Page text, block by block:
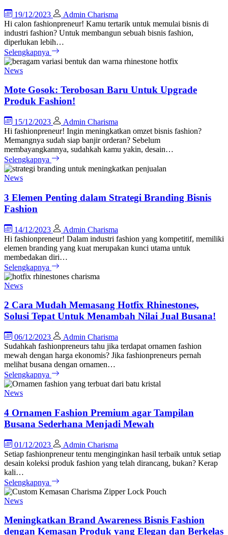
19/12/2023
Admin Charisma
Hi calon fashionpreneur! Kamu tertarik untuk memulai bisnis di
industri fashion? Untuk membangun sebuah bisnis fashion,
diperlukan lebih…
Selengkapnya
News
Mote Gosok: Terobosan Baru Untuk Upgrade
Produk Fashion!
15/12/2023
Admin Charisma
Hi fashionpreneur! Ingin meningkatkan omzet bisnis fashion?
Memangnya sudah siap banjir orderan? Sebelum
membayangkannya, sudahkah kamu yakin, desain…
Selengkapnya
News
3 Elemen Penting dalam Strategi Branding Bisnis
Fashion
14/12/2023
Admin Charisma
Hi fashionpreneur! Dalam industri fashion yang kompetitif, memiliki
elemen branding yang kuat merupakan kunci utama untuk
membedakan diri…
Selengkapnya
News
2 Cara Mudah Memasang Hotfix Rhinestones,
Solusi Tepat Untuk Menambah Nilai Jual Busana!
06/12/2023
Admin Charisma
Sudahkah fashionpreneurs tahu jika terdapat ornamen fashion
mewah dengan harga ekonomis? Jika fashionpreneurs pernah
melihat busana dengan ornamen…
Selengkapnya
News
4 Ornamen Fashion Premium agar Tampilan
Busana Sederhana Menjadi Mewah
01/12/2023
Admin Charisma
Setiap fashionpreneur tentu menginginkan hasil terbaik untuk setiap
desain koleksi produk fashion yang telah dirancang, bukan? Kerap
kali…
Selengkapnya
News
Meningkatkan Brand Awareness Bisnis Fashion
dengan Kemasan Produk yang Elegan dan Berkelas